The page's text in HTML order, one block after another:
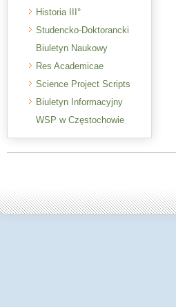
Historia III°
Studencko-Doktorancki
Biuletyn Naukowy
Res Academicae
Science Project Scripts
Biuletyn Informacyjny
WSP w Częstochowie